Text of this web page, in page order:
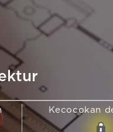
Kecocokan